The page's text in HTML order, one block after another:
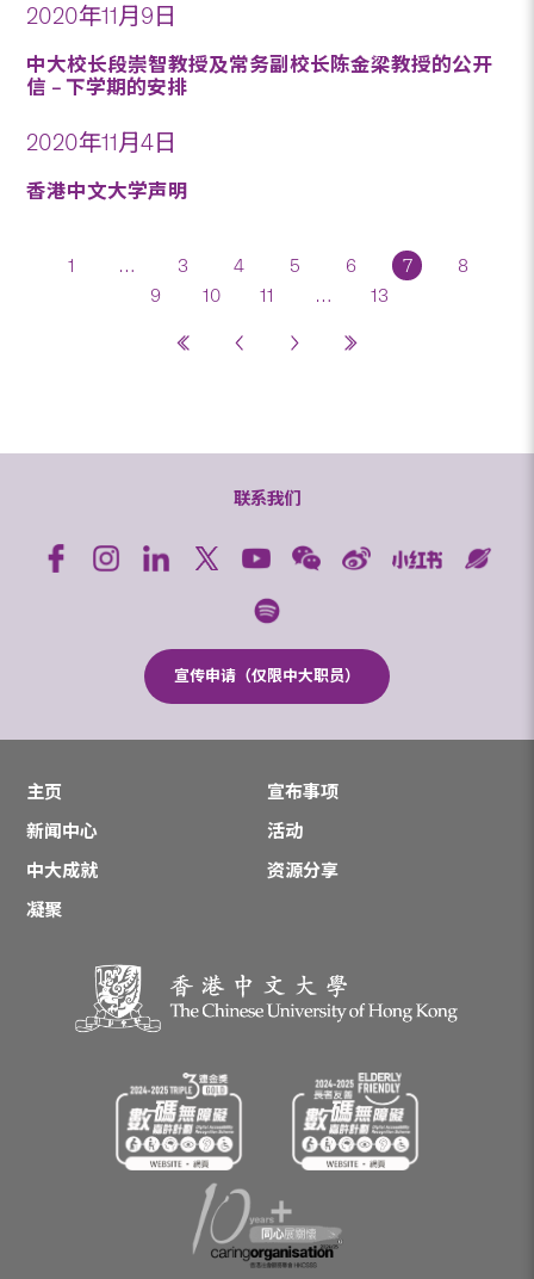
2020年11月9日
中大校长段崇智教授及常务副校长陈金梁教授的公开
信 – 下学期的安排
2020年11月4日
香港中文大学声明
1 … 3 4 5 6 7
8
9
10 11 … 13
联系我们
宣传申请（仅限中大职员）
主页
宣布事项
新闻中心
活动
中大成就
资源分享
凝聚